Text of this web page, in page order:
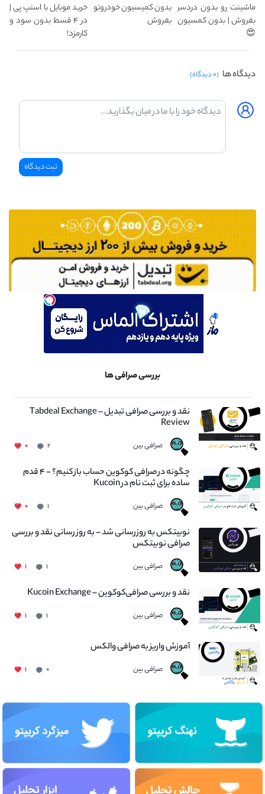
ماشینت رو بدون دردسر
بفروش | بدون کمسیون
😍
بدون کمیسیون خودروتو
بفروش
خرید موبایل با اسنپ پی |
در ۴ قسط بدون سود و
کارمزد!
دیدگاه ها (۰ دیدگاه)
بررسی صرافی ها
نقد و بررسی صرافی تبدیل – Tabdeal Exchange
Review
صرافی بین ۲ ۰
چگونه در صرافی کوکوین حساب باز کنیم؟ - ۴ قدم
ساده برای ثبت نام در Kucoin
صرافی بین ۱ ۰
نوبیتکس به روزرسانی شد – به روز رسانی نقد و بررسی
صرافی نوبیتکس
صرافی بین ۱ ۱
نقد و بررسی صرافی‌کوکوین – Kucoin Exchange
صرافی بین ۱ ۱
آموزش واریز به صرافی والکس
صرافی بین ۰ ۱